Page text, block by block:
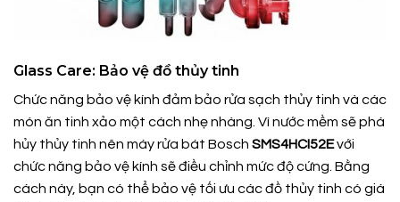
Glass Care: Bảo vệ đồ thủy tinh
Chức năng bảo vệ kính đảm bảo rửa sạch thủy tinh và các
món ăn tinh xảo một cách nhẹ nhàng. Vì nước mềm sẽ phá
hủy thủy tinh nên máy rửa bát Bosch SMS4HCI52Evới
chức năng bảo vệ kính sẽ điều chỉnh mức độ cứng. Bằng
cách này, bạn có thể bảo vệ tối ưu các đồ thủy tinh có giá